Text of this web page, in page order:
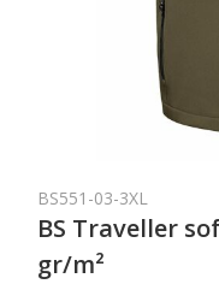
BS551-03-3XL
BS Traveller
gr/m²